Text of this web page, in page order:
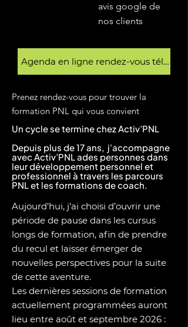
avis google de
nos clients
Agenda en ligne rendez-vous téléphonique
Prenez rendez-vous pour trouver la
formation PNL qui vous convient
Un cycle se termine chez Activ’PNL
Depuis plus de 17 ans, j'accompagne
avec Activ’PNL ades personnes dans
leur développement personnel et
professionnel à travers les parcours
PNL et les formations de coach.
Aujourd’hui, j’ai choisi d’ouvrir une
période de pause dans les cursus
longs de formation, afin de prendre
du recul et laisser émerger de
nouvelles perspectives pour la suite
de cette aventure.
Les dernières sessions de formation
actuellement programmées auront
lieu entre août et septembre 2026 :